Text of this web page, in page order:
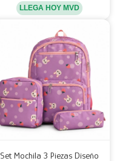
LLEGA HOY MVD
Set Mochila 3 Piezas Diseño